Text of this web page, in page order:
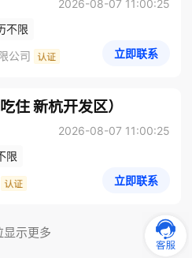
2026-08-07 11:00:25
不限
公司
立即联系
住 新杭开发区）
2026-08-07 11:00:25
限
立即联系
显示更多